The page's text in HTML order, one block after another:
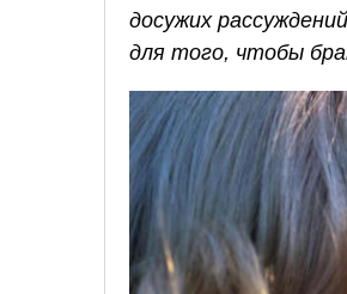
досужих
для того, чтобы